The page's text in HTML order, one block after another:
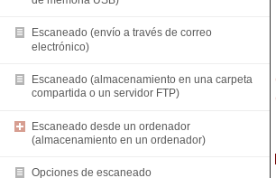
Escaneado (envío a través de correo
electrónico)
Escaneado (almacenamiento en una carpeta
compartida o un servidor FTP)
Escaneado desde un ordenador
(almacenamiento en un ordenador)
Opciones de escaneado